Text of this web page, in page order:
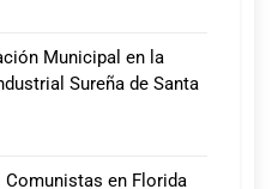
Municipal en la
Sureña de Santa
Comunistas en Florida